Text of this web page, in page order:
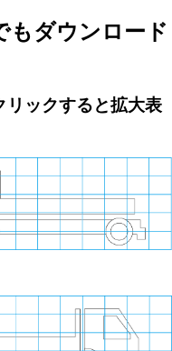
もダウンロード
ックすると拡大表